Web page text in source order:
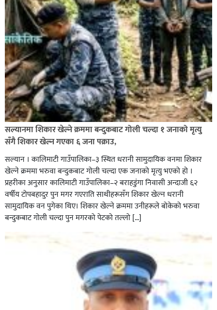
नेपाल प्रहरीमा जवानदेखि डिआईजीसम्म एक हजार ८४८ प्रहरीहरु
विभागीय कारवाहीमा,
घर–घरमा मेयर बन्छु भनेर काम गर्ने जन्मेपछि नै पालिका बन्छ :
सबिन प्रियासन चौधरी
सल्यानमा शिकार खेल्ने क्रममा बन्दुकबाट गोली चल्दा १ जनाको मृत्यु
सँगै शिकार खेल्न गएका ६ जना पक्राउ,
सल्यान । कालिमाटी गाउँपालिका–३ स्थित धरानी सामुदायिक वनमा शिकार
खेल्ने क्रममा भरुवा बन्दुकबाट गोली चल्दा एक जनाको मृत्यु भएको हो ।
प्रहरीका अनुसार कालिमाटी गाउँपालिका–२ बराहडुंगा निवासी अन्दाजी ६२
वर्षीय टोपबहादुर पुन मगर गएराति साथीहरूसँग शिकार खेल्न धरानी
सामुदायिक वन पुगेका थिए। शिकार खेल्ने क्रममा उनीहरूले बोकेको भरुवा
बन्दुकबाट गोली चल्दा पुन मगरको पेटको तल्लो […]